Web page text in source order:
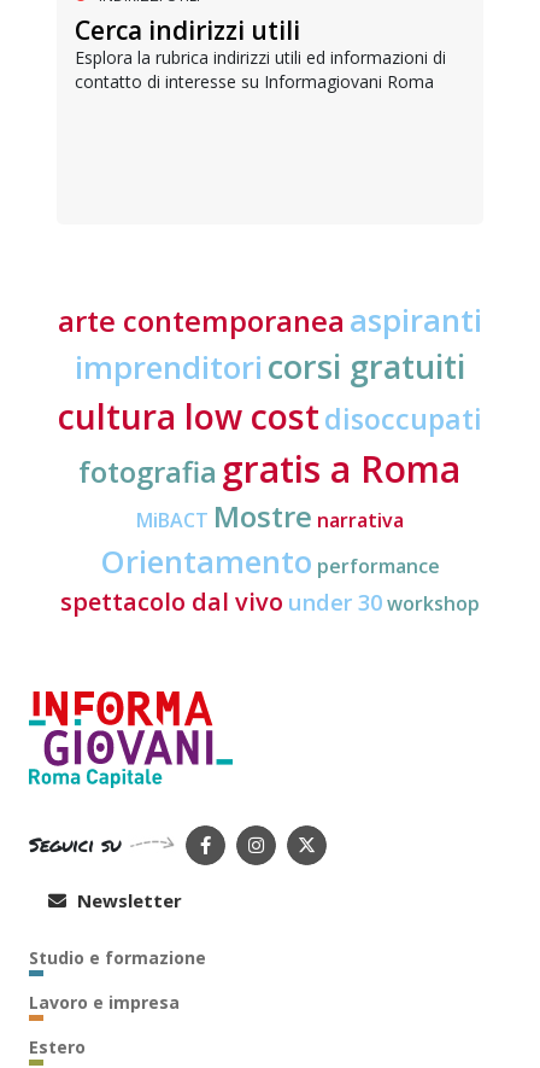
Cerca indirizzi utili
Esplora la rubrica indirizzi utili ed informazioni di
contatto di interesse su Informagiovani Roma
arte contemporanea aspiranti
imprenditori corsi gratuiti
cultura low costdisoccupati
fotografia gratis a Roma
MiBACT Mostre narrativa
Orientamento performance
spettacolo dal vivo under 30workshop
Seguici su
Newsletter
Studio e formazione
Lavoro e impresa
Estero